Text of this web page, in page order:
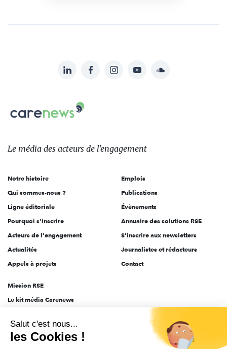
sur:
LinkedInFacebookInstagramYouTubeSoundcloud
Le
des
l'engagement
Le média des acteurs de l'engagement
Notre histoire
Qui sommes-nous ?
Ligne éditoriale
Pourquoi s'inscrire
Acteurs de l'engagement
Actualités
Appels à projets
Emplois
Publications
Évènements
Annuaire des solutions RSE
S'inscrire aux newsletters
Journalistes et rédacteurs
Contact
Mission RSE
Le kit média Carenews
AEF info
Novethic
Salut c'est nous...
les Cookies !